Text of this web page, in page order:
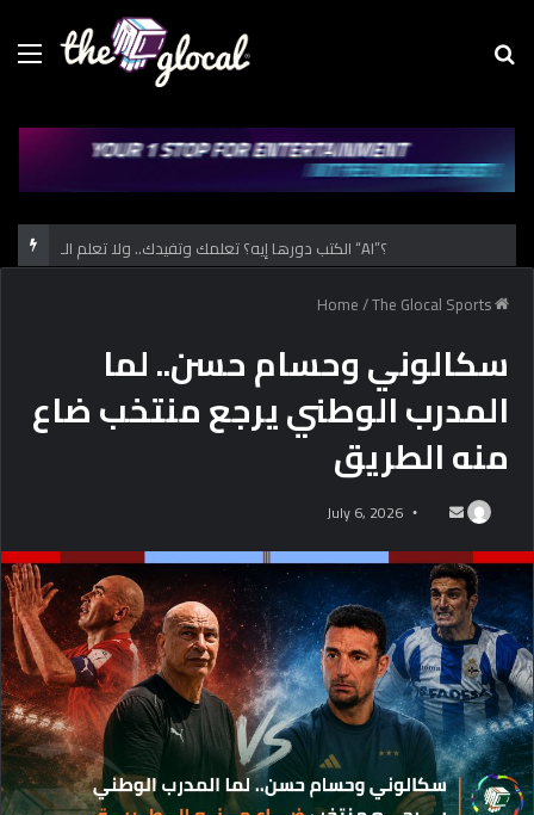
Menu
الكتب دورها إيه؟ تعلمك وتفيدك.. ولا تعلم الـ “AI”؟
/The Glocal Sports
سكالوني وحسام حسن.. لما
المدرب الوطني يرجع منتخب ضاع
منه الطريق
n
d
a
n
e
m
a
i
l
July 6, 2026